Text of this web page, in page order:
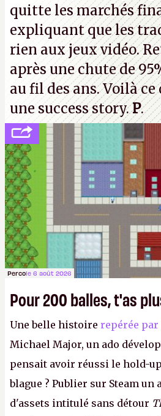
N.M.
quitte les marchés
expliquant que les
rien aux jeux vidéo.
après une chute de
au fil des ans. Voilà
une success story.P.
Percole 6 août 2026
Pour 200 balles, t'as
Une belle histoire repérée par
Michael Major, un ado
pensait avoir réussi le hold-up
blague ? Publier sur Steam un
d'assets intitulé sans détour